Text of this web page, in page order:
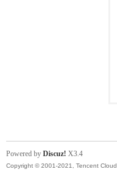
Powered by Discuz! X3.4
Copyright © 2001-2021, Tencent Cloud.